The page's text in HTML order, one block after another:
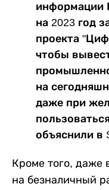
информации
на 2023 год
проекта
чтобы
на
даже при
объяснили в
Кроме того, даже
на безналичный